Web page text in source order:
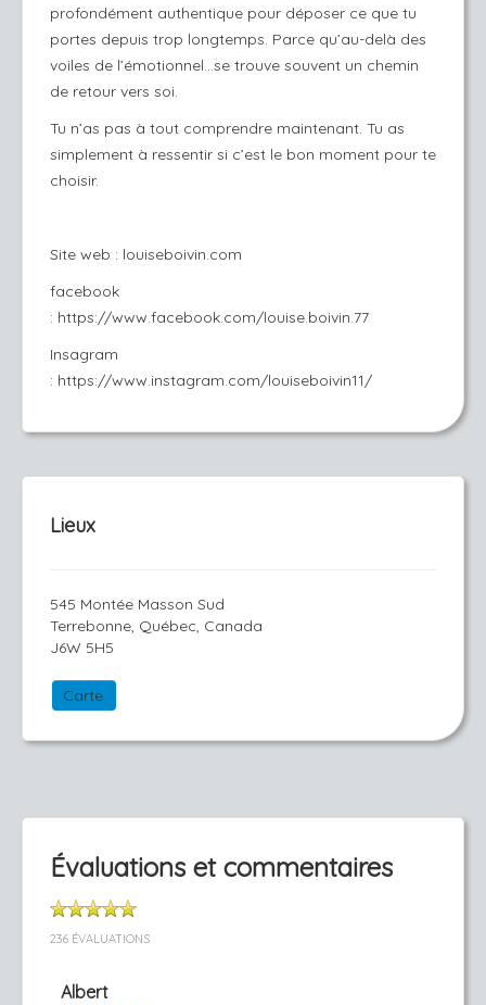
profondément authentique pour déposer ce que tu
portes depuis trop longtemps. Parce qu’au-delà des
voiles de l’émotionnel…se trouve souvent un chemin
de retour vers soi.
Tu n’as pas à tout comprendre maintenant. Tu as
simplement à ressentir si c’est le bon moment pour te
choisir.
Site web : louiseboivin.com
facebook
: https://www.facebook.com/louise.boivin.77
Insagram
: https://www.instagram.com/louiseboivin11/
Lieux
545 Montée Masson Sud
Terrebonne, Québec, Canada
J6W 5H5
Carte
Évaluations et commentaires
236 ÉVALUATIONS
Albert